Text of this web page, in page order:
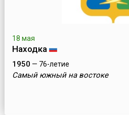
18 мая
Находка
1950 — 76-летие
Самый южный на востоке